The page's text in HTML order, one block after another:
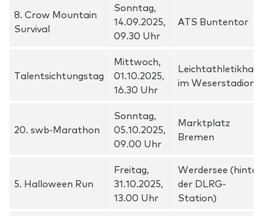
8. Crow Mountain
Survival
Sonntag,
14.09.2025,
09.30 Uhr
ATS Buntentor
Talentsichtungstag
Mittwoch,
01.10.2025,
16.30 Uhr
Leichtathletikhalle
im Weserstadion
20. swb-Marathon
Sonntag,
05.10.2025,
09.00 Uhr
Marktplatz
Bremen
5. Halloween Run
Freitag,
31.10.2025,
13.00 Uhr
Werdersee (hinter
der DLRG-
Station)